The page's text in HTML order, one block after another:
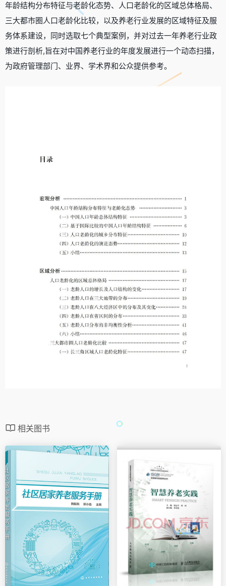
年龄结构分布特征与老龄化态势、人口老龄化的区域总体格局、
三大都市圈人口老龄化比较，以及养老行业发展的区域特征及服
务体系建设，同时选取七个典型案例，并对过去一年养老行业政
策进行剖析,旨在对中国养老行业的年度发展进行一个动态扫描，
为政府管理部门、业界、学术界和公众提供参考。
相关图书